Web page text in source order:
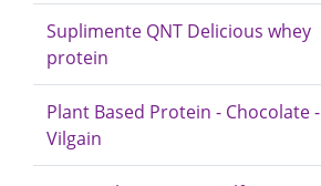
Suplimente QNT Delicious whey
protein
Plant Based Protein - Chocolate -
Vilgain